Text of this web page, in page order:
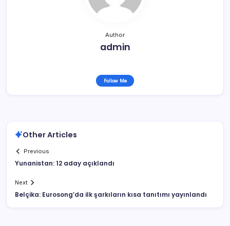
Author
admin
Follow Me
Other Articles
Previous
Yunanistan: 12 aday açıklandı
Next
Belçika: Eurosong’da ilk şarkıların kısa tanıtımı yayınlandı